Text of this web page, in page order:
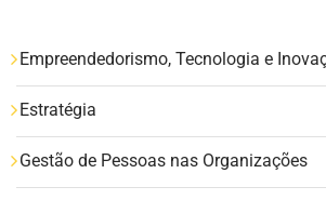
Empreendedorismo, Tecnologia e
Estratégia
Gestão de Pessoas nas Organizações